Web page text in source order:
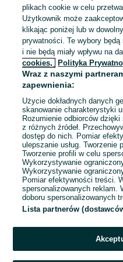
Dyspozycyjność:
Odświeżono dnia 04 sierpnia
Praca w
cały etat
Abra S.A.
Bielsko-Biała
Pełny etat
Umowa o pracę
Odpowiednie
System wynagrodzeń:
Dyspozycyjność: Elastyczny
Samochód służbowy: Nie
Odświeżono dnia 03 sierpnia
plikach cookie w celu
Użytkownik może
klikając poniżej lub w
prywatności. Te wybory
i nie będą miały wpływu na
cookies,
Polityka
Wraz z naszymi
zapewnienia:
Użycie dokładnych danych
skanowanie charakterystyki
Rozumienie odbiorców
z różnych źródeł.
dostęp do nich. Pomiar
ulepszanie usług.
Tworzenie profili w celu
Wykorzystywanie
Wykorzystywanie
Pomiar efektywności treści.
spersonalizowanych reklam.
doboru spersonalizowanych
Lista partnerów